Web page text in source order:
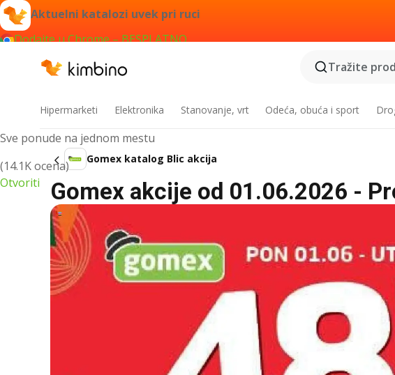
Aktuelni katalozi uvek pri ruci
Dodajte u Chrome – BESPLATNO
Kimbino aplikacija
Sve ponude na jednom mestu
(14.1K ocena)
Otvoriti
Tražite
Hipermarketi Elektronika Stanovanje, vrt Odeća, obuća i sport
Gomex katalog Blic akcija
Gomex akcije od 01.06.2026 -